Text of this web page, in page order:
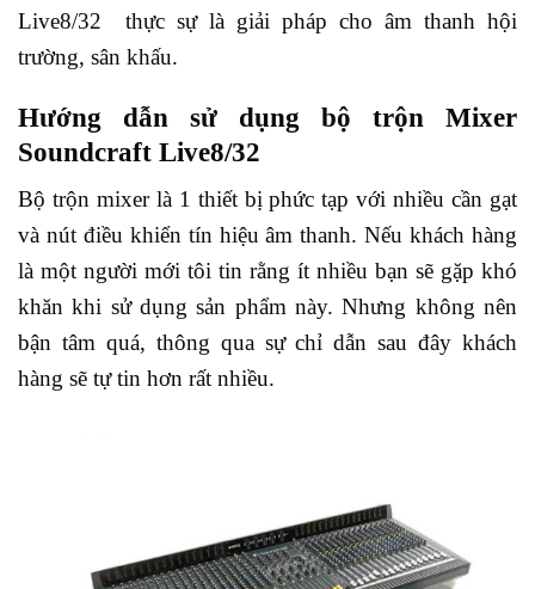
Live8/32 thực sự là giải pháp cho âm thanh hội
trường, sân khấu.
Hướng dẫn sử dụng bộ trộn Mixer
Soundcraft Live8/32
Bộ trộn mixer là 1 thiết bị phức tạp với nhiều cần gạt
và nút điều khiển tín hiệu âm thanh. Nếu khách hàng
là một người mới tôi tin rằng ít nhiều bạn sẽ gặp khó
khăn khi sử dụng sản phẩm này. Nhưng không nên
bận tâm quá, thông qua sự chỉ dẫn sau đây khách
hàng sẽ tự tin hơn rất nhiều.